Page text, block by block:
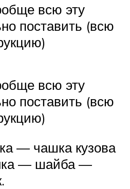
всю эту
поставить (всю
всю эту
поставить (всю
— чашка кузова
— шайба —